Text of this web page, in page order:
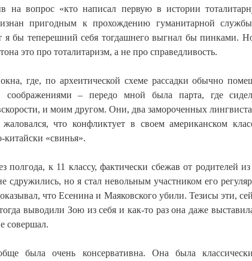
на вопрос «кто написал первую в истории
пригодным к прохождению гуманитарной
я бы теперешний себя тогдашнего выгнал бы пинками.
это про тоталитаризм, а не про справедливость.
где, по археитической схеме рассадки обычно
соображениями – передо мной была парта, где
и моим другом. Они, два замороченных
что конфликтует в своем американском
китайски «свинья».
полгода, к 11 классу, фактически сбежав от родителей
но я стал невольным участником его
что Есенина и Маяковского убили. Тезисы эти,
выводили Зою из себя и как-то раз она даже
совершал.
была очень консервативна. Она была